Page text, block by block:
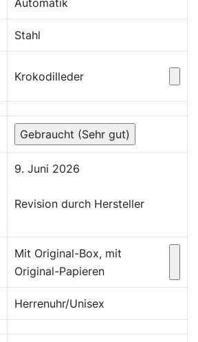
Automatik
Stahl
Krokodilleder
Gebraucht (Sehr gut)
9. Juni 2026
Revision durch Hersteller
Mit Original-Box, mit
Original-Papieren
Herrenuhr/Unisex